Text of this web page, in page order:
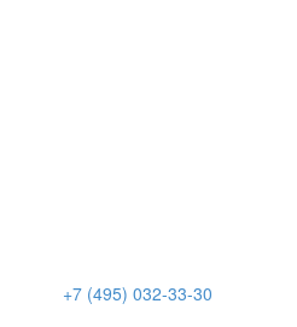
+7 (495) 032-33-30